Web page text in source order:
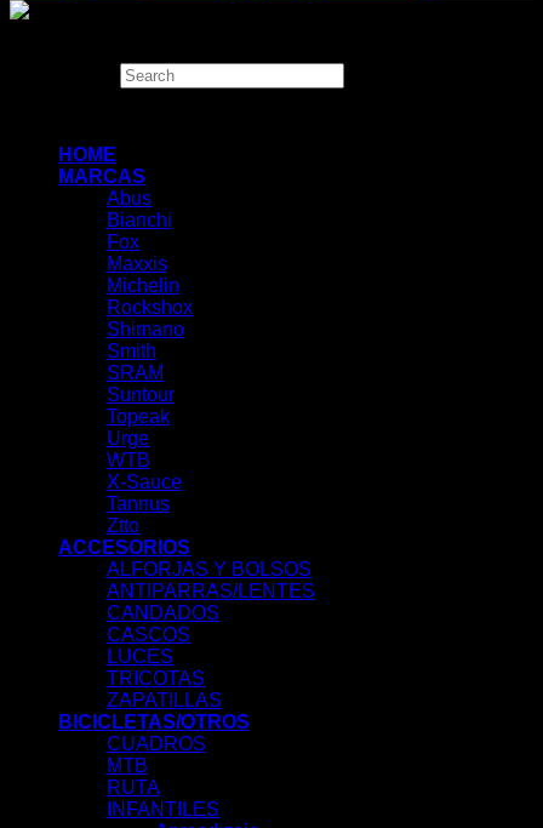
HOME
MARCAS
Abus
Bianchi
Fox
Maxxis
Michelin
Rockshox
Shimano
Smith
SRAM
Suntour
Topeak
Urge
WTB
X-Sauce
Tannus
Ztto
ACCESORIOS
ALFORJAS Y BOLSOS
ANTIPARRAS/LENTES
CANDADOS
CASCOS
LUCES
TRICOTAS
ZAPATILLAS
BICICLETAS/OTROS
CUADROS
MTB
RUTA
INFANTILES